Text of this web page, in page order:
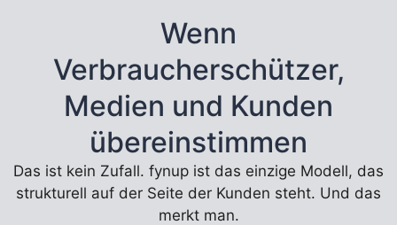
Wenn
Verbraucherschützer,
Medien und Kunden
übereinstimmen
Das ist kein Zufall. fynup ist das einzige Modell, das
strukturell auf der Seite der Kunden steht. Und das
merkt man.